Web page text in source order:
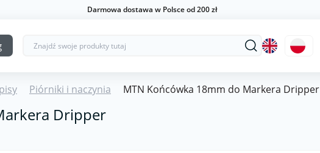
Darmowa dostawa w Polsce od 200 zł
Piórniki i naczynia MTN Końcówka 18mm do Markera Dripper
Dripper